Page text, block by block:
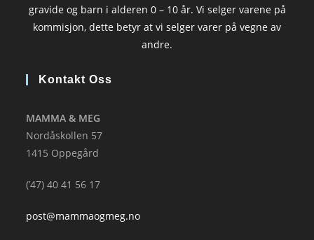
gravide og barn i alderen 0 – 10 år. Vi selger varene på
kommisjon, dette betyr at vi selger varer på vegne av
andre.
Kontakt Oss
MAMMA & MEG
Nordåskollen 57
1415 Oppegård
(’47) 40 41 56 17
post@mammaogmeg.no